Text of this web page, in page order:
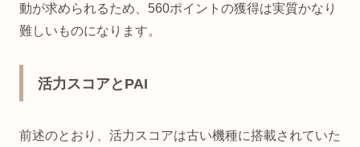
動が求められるため、560ポイントの獲得は実質かなり
難しいものになります。
活力スコアとPAI
前述のとおり、活力スコアは古い機種に搭載されていた